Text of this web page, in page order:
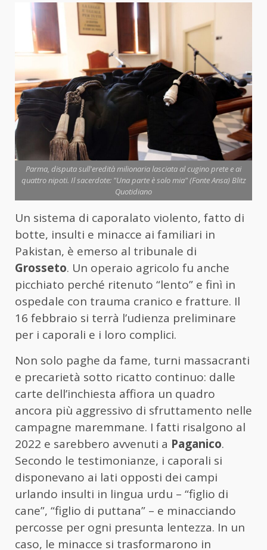
Parma, disputa sull'eredità milionaria lasciata al cugino prete e ai
quattro nipoti. Il sacerdote: "Una parte è solo mia" (Fonte Ansa) Blitz
Quotidiano
Un sistema di caporalato violento, fatto di
botte, insulti e minacce ai familiari in
Pakistan, è emerso al tribunale di
Grosseto. Un operaio agricolo fu anche
picchiato perché ritenuto “lento” e finì in
ospedale con trauma cranico e fratture. Il
16 febbraio si terrà l’udienza preliminare
per i caporali e i loro complici.
Non solo paghe da fame, turni massacranti
e precarietà sotto ricatto continuo: dalle
carte dell’inchiesta affiora un quadro
ancora più aggressivo di sfruttamento nelle
campagne maremmane. I fatti risalgono al
2022 e sarebbero avvenuti a Paganico.
Secondo le testimonianze, i caporali si
disponevano ai lati opposti dei campi
urlando insulti in lingua urdu – “figlio di
cane”, “figlio di puttana” – e minacciando
percosse per ogni presunta lentezza. In un
caso, le minacce si trasformarono in